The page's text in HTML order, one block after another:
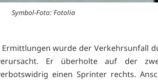
Symbol-Foto: Fotolia
wurde der Verkehrsunfall
Er überholte auf der
einen Sprinter rechts.